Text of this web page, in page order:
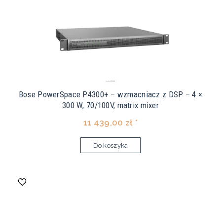
Bose PowerSpace P4300+ – wzmacniacz z DSP – 4 ×
300 W, 70/100V, matrix mixer
11 439,00 zł *
Do koszyka